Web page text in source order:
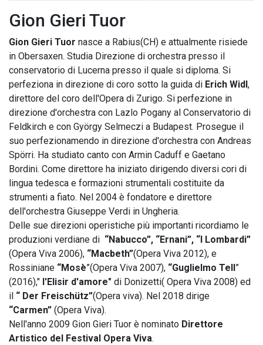
Gion Gieri Tuor
Gion Gieri Tuor nasce a Rabius(CH) e attualmente risiede
in Obersaxen. Studia Direzione di orchestra presso il
conservatorio di Lucerna presso il quale si diploma. Si
perfeziona in direzione di coro sotto la guida di Erich Widl,
direttore del coro dell'Opera di Zurigo. Si perfezione in
direzione d'orchestra con Lazlo Pogany al Conservatorio di
Feldkirch e con György Selmeczi a Budapest. Prosegue il
suo perfezionamendo in direzione d'orchestra con Andreas
Spörri. Ha studiato canto con Armin Caduff e Gaetano
Bordini. Come direttore ha iniziato dirigendo diversi cori di
lingua tedesca e formazioni strumentali costituite da
strumenti a fiato. Nel 2004 è fondatore e direttore
dell'orchestra Giuseppe Verdi in Ungheria.
Delle sue direzioni operistiche più importanti ricordiamo le
produzioni verdiane di “Nabucco”, “Ernani”, “I Lombardi”
(Opera Viva 2006), “Macbeth”(Opera Viva 2012), e
Rossiniane “Mosè”(Opera Viva 2007), “Guglielmo Tell”
(2016)," l'Elisir d'amore" di Donizetti( Opera Viva 2008) ed
il “ Der Freischütz”(Opera viva). Nel 2018 dirige
“Carmen” (Opera Viva).
Nell'anno 2009 Gion Gieri Tuor è nominato Direttore
Artistico del Festival Opera Viva.